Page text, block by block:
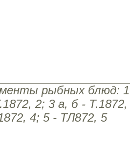
рыбных блюд: 1
2; 3 а, б - Т.1872,
4; 5 - ТЛ872, 5